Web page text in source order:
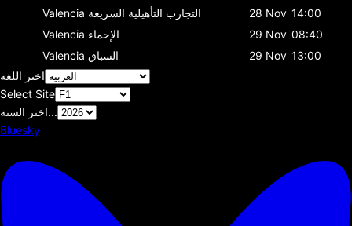
Valencia التجارب التأهيلية السريعة 28 Nov 14:00
Valencia الإحماء 29 Nov 08:40
Valencia السباق 29 Nov 13:00
اختر اللغة
Select Site
اختر السنة...
Bluesky